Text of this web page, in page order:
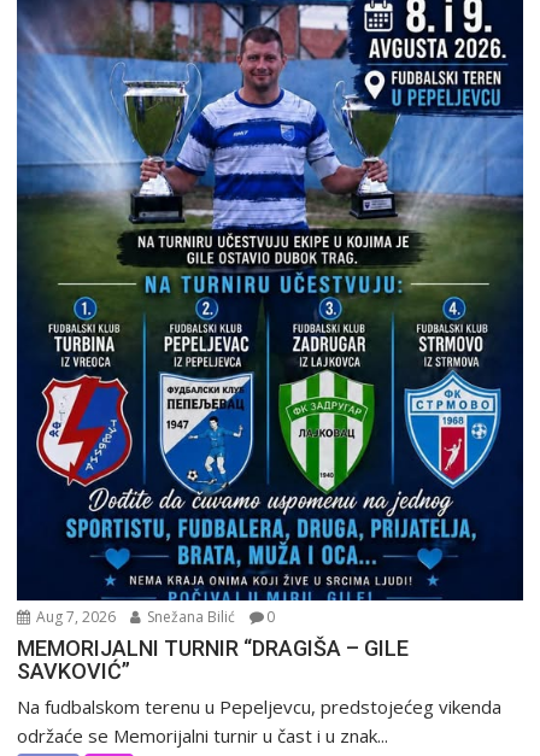
Aug 7, 2026 Snežana Bilić 0
MEMORIJALNI TURNIR “DRAGIŠA – GILE
SAVKOVIĆ”
Na fudbalskom terenu u Pepeljevcu, predstojećeg vikenda
održaće se Memorijalni turnir u čast i u znak...